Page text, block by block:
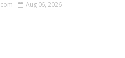
Aug 06, 2026